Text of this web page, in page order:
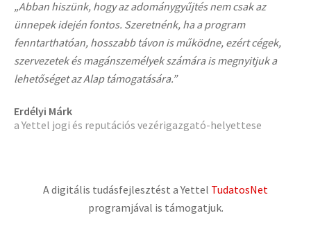
„Abban hiszünk, hogy az adománygyűjtés nem csak az
ünnepek idején fontos. Szeretnénk, ha a program
fenntarthatóan, hosszabb távon is működne, ezért cégek,
szervezetek és magánszemélyek számára is megnyitjuk a
lehetőséget az Alap támogatására.”
Erdélyi Márk
a Yettel jogi és reputációs vezérigazgató-helyettese
A digitális tudásfejlesztést a Yettel TudatosNet
programjával is támogatjuk.